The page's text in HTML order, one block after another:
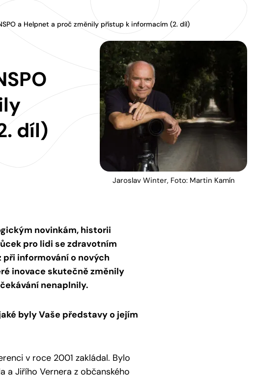
a Helpnet a proč změnily přístup k informacím (2. díl)
díl)
Jaroslav Winter, Foto: Martin Kamín
novinkám, historii
pro lidi se zdravotním
informování o nových
inovace skutečně změnily
nenaplnily.
byly Vaše představy o jejím
v roce 2001 zakládal. Bylo
a Jiřího Vernera z občanského